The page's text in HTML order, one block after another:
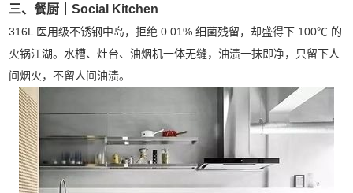
三、餐厨｜Social Kitchen
316L 医用级不锈钢中岛，拒绝 0.01% 细菌残留，却盛得下 100℃ 的
火锅江湖。水槽、灶台、油烟机一体无缝，油渍一抹即净，只留下人
间烟火，不留人间油渍。